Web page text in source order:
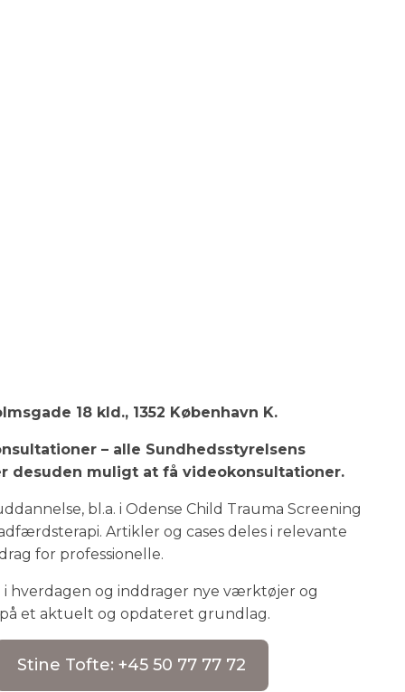
18 kld., 1352 København K.
– alle Sundhedsstyrelsens
desuden muligt at få videokonsultationer.
bl.a. i Odense Child Trauma Screening
Artikler og cases deles i relevante
for professionelle.
hverdagen og inddrager nye værktøjer og
et aktuelt og opdateret grundlag.
Stine Tofte: +45 50 77 77 72